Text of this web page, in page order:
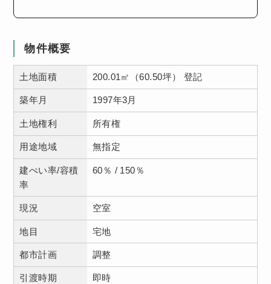
物件概要
土地面積 200.01㎡（60.50坪） 登記
築年月 1997年3月
土地権利 所有権
用途地域 無指定
建ぺい率/容積
率
60％ / 150％
現況 空室
地目 宅地
都市計画 調整
引渡時期 即時